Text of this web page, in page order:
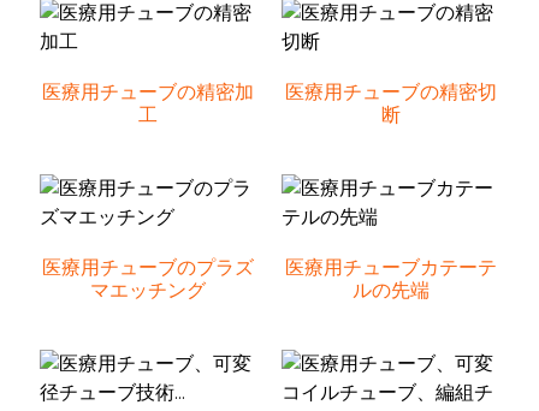
医療用チューブの精密加
工
医療用チューブの精密切
断
医療用チューブのプラズ
マエッチング
医療用チューブカテーテ
ルの先端